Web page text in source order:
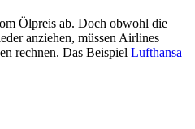
Ölpreis ab. Doch obwohl die
anziehen, müssen Airlines
rechnen. Das Beispiel Lufthansa